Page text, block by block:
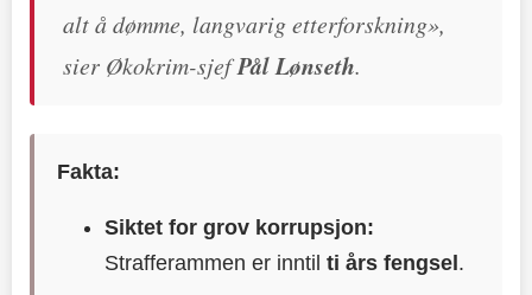
alt å dømme, langvarig etterforskning»,
sier Økokrim-sjefPål Lønseth.
Fakta:
Siktet for grov korrupsjon:
Strafferammen er inntilti års fengsel .